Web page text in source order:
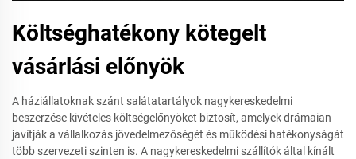
Költséghatékony kötegelt
vásárlási előnyök
A háziállatoknak szánt salátatartályok nagykereskedelmi
beszerzése kivételes költségelőnyöket biztosít, amelyek drámaian
javítják a vállalkozás jövedelmezőségét és működési hatékonyságát
több szervezeti szinten is. A nagykereskedelmi szállítók által kínált